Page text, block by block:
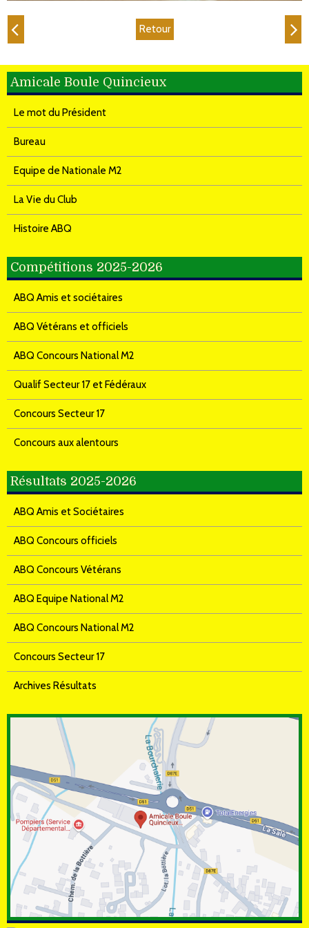
Retour
Amicale Boule Quincieux
Le mot du Président
Bureau
Equipe de Nationale M2
La Vie du Club
Histoire ABQ
Compétitions 2025-2026
ABQ Amis et sociétaires
ABQ Vétérans et officiels
ABQ Concours National M2
Qualif Secteur 17 et Fédéraux
Concours Secteur 17
Concours aux alentours
Résultats 2025-2026
ABQ Amis et Sociétaires
ABQ Concours officiels
ABQ Concours Vétérans
ABQ Equipe National M2
ABQ Concours National M2
Concours Secteur 17
Archives Résultats